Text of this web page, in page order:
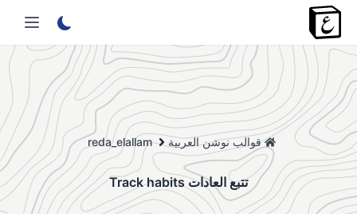
قوالب نوشن العربية reda_elallam
تتبع العادات Track habits